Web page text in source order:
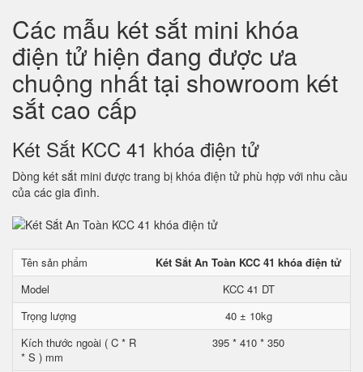
Các mẫu két sắt mini khóa
điện tử hiện đang được ưa
chuộng nhất tại showroom két
sắt cao cấp
Két Sắt KCC 41 khóa điện tử
Dòng két sắt mini được trang bị khóa điện tử phù hợp với nhu cầu
của các gia đình.
Tên sản phẩm
Két Sắt An Toàn KCC 41 khóa điện tử
Model
KCC 41 DT
Trọng lượng
40 ± 10kg
Kích thước ngoài ( C * R
* S ) mm
395 * 410 * 350